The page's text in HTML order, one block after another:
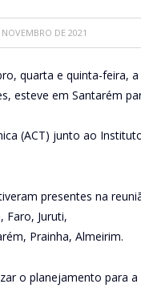
DE 2021
quarta e quinta-feira,
esteve em Santarém
(ACT) junto ao
presentes na
Faro, Juruti,
Prainha, Almeirim.
o planejamento para